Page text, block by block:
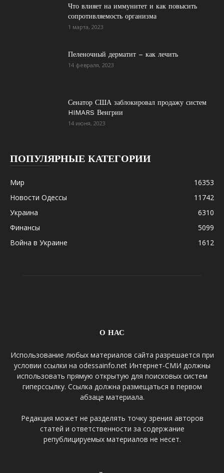
Что влияет на иммунитет и как повысить
сопротивляемость организма
1 марта, 2023
Пеленочный дерматит – как лечить
14 февраля, 2023
Сенатор США заблокировал продажу систем
HIMARS Венгрии
14 июня, 2023
ПОПУЛЯРНЫЕ КАТЕГОРИИ
Мир
16353
Новости Одессы
11742
Украина
6310
Финансы
5099
Война в Украине
1612
О НАС
Использование любых материалов сайта разрешается при
условии ссылки на odessainfo.net Интернет-СМИ должны
использовать прямую открытую для поисковых систем
гиперссылку. Ссылка должна размещаться в первом
абзаце материала.
Редакция может не разделять точку зрения авторов
статей и ответственности за содержание
републицируемых материалов не несет.